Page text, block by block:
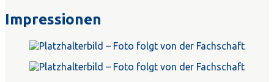
Impressionen